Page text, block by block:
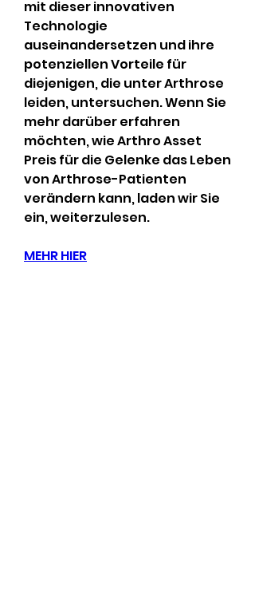
mit dieser innovativen
Technologie
auseinandersetzen und ihre
potenziellen Vorteile für
diejenigen, die unter Arthrose
leiden, untersuchen. Wenn Sie
mehr darüber erfahren
möchten, wie Arthro Asset
Preis für die Gelenke das Leben
von Arthrose-Patienten
verändern kann, laden wir Sie
ein, weiterzulesen.
MEHR HIER